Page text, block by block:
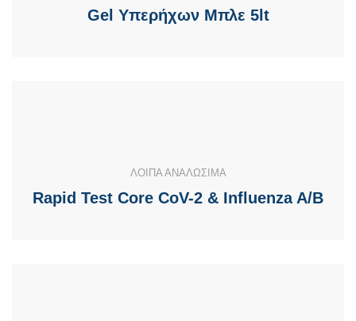
Gel Υπερήχων Μπλε 5lt
ΛΟΙΠΑ ΑΝΑΛΩΣΙΜΑ
Rapid Test Core CoV-2 & Influenza A/B